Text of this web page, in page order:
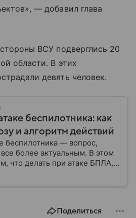
— добавил глава
ВСУ подверглись 20
области. В этих
девять человек.
беспилотника: как
и алгоритм действий
беспилотника — вопрос,
более актуальным. В этом
что делать при атаке БПЛА,
какие действия предпринять
Поделиться